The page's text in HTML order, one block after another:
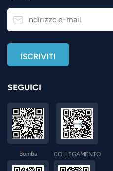
SEGUICI
Bomba COLLEGAMENTO